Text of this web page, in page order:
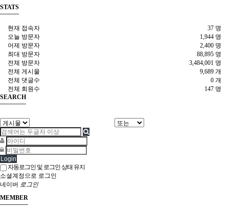
STATS
37 명
현재 접속자
1,944 명
오늘 방문자
2,400 명
어제 방문자
88,895 명
최대 방문자
3,484,001 명
전체 방문자
9,689 개
전체 게시물
0 개
전체 댓글수
147 명
전체 회원수
SEARCH
Login
자동로그인 및 로그인 상태 유지
소셜계정으로 로그인
네이버 로그인
MEMBER